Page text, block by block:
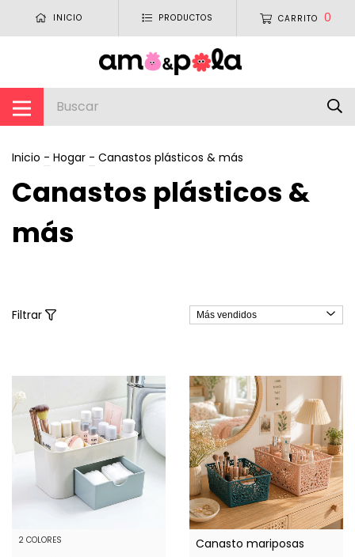
INICIO PRODUCTOS CARRITO 0
Inicio - Hogar - Canastos plásticos & más
Canastos plásticos &
más
Filtrar
2 COLORES Canasto mariposas